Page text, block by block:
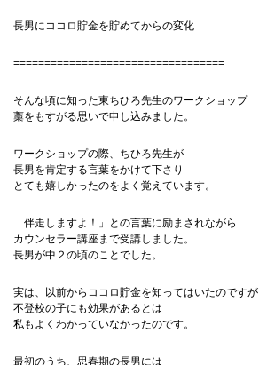
長男にココロ貯金を貯めてからの変化
==================================
そんな頃に知った東ちひろ先生のワークショップ
藁をもすがる思いで申し込みました。
ワークショップの際、ちひろ先生が
長男を肯定する言葉をかけて下さり
とても嬉しかったのをよく覚えています。
「伴走しますよ！」との言葉に励まされながら
カウンセラー講座まで受講しました。
長男が中２の頃のことでした。
実は、以前からココロ貯金を知ってはいたのですが
不登校の子にも効果があるとは
私もよくわかっていなかったのです。
最初のうち、思春期の長男には